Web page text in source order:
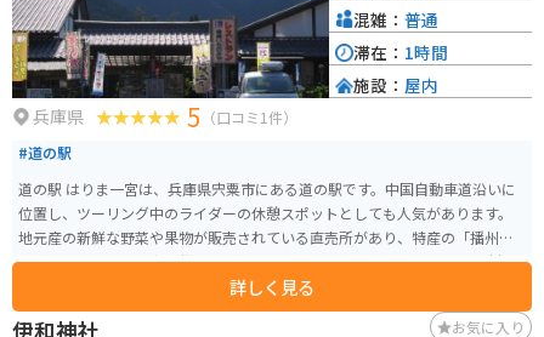
兵庫県 5 （口コミ1件）
#道の駅
道の駅 はりま一宮は、兵庫県宍粟市にある道の駅です。中国自動車道沿いに
位置し、ツーリング中のライダーの休憩スポットとしても人気があります。
地元産の新鮮な野菜や果物が販売されている直売所があり、特産の「播州百
日どり」を使った弁当や惣菜も人気です。 レストランでは、地元産の食材を
ふんだんに使った料理を楽しむことができます。中でも、宍粟牛を使った料
理は絶品です。 バイクで訪れる場合、駐車場も広く、休憩しやすい環境が整
詳しく見る
混雑： 普通
滞在： 1時間
施設： 屋内
伊和神社 お気に入り